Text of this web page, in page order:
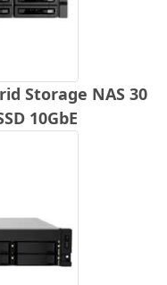
Storage NAS 30
10GbE